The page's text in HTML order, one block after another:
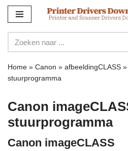
naar
de
inhoud
Home » Canon » afbeeldingCLASS »
stuurprogramma
Canon
stuurprogramma
Canon imageCLASS